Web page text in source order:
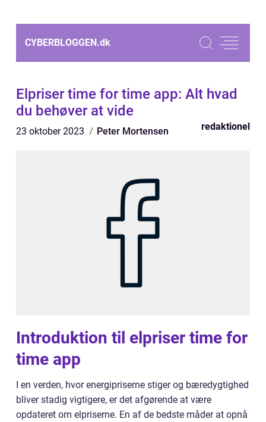
CYBERBLOGGEN.dk
Elpriser time for time app: Alt hvad
du behøver at vide
23 oktober 2023 Peter Mortensen redaktionel
Introduktion til elpriser time for
time app
I en verden, hvor energipriserne stiger og bæredygtighed
bliver stadig vigtigere, er det afgørende at være
opdateret om elpriserne. En af de bedste måder at opnå